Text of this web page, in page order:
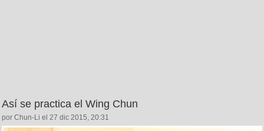
Así se practica el Wing Chun
por Chun-Li el 27 dic 2015, 20:31